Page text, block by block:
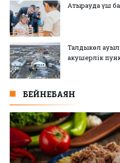
Атырауда үш
Талдыкөл
акушерлік
БЕЙНЕБАЯН